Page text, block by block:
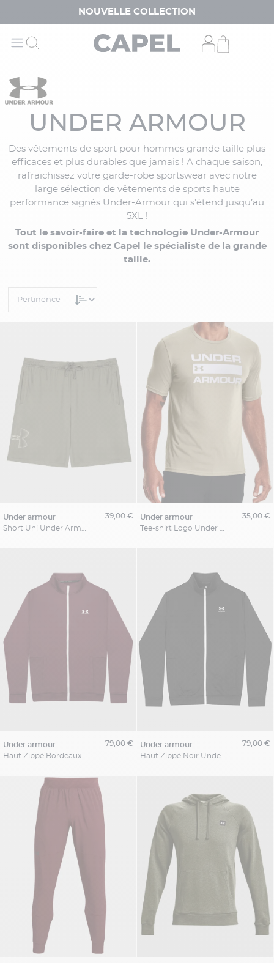
NOUVELLE COLLECTION
UNDER ARMOUR
Des vêtements de sport pour hommes grande taille plus
efficaces et plus durables que jamais ! A chaque saison,
rafraichissez votre garde-robe sportswear avec notre
large sélection de vêtements de sports haute
performance signés Under-Armour qui s’étend jusqu’au
5XL !
Tout le savoir-faire et la technologie Under-Armour
sont disponibles chez Capel le spécialiste de la grande
taille.
under armour
39,00 €
under armour
35,00 €
under armour
79,00 €
under armour
79,00 €